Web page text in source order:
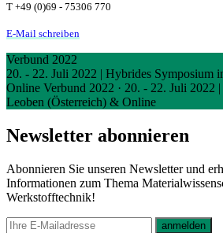
T +49 (0)69 - 75306 770
E-Mail schreiben
Verbund 2022
20. - 22. Juli 2022 | Hybrides Symposium
Online Verbund 2022 · 20. - 22. Juli 2022
Leoben (Österreich) & Online
Newsletter abonnieren
Abonnieren Sie unseren Newsletter und
Informationen zum Thema
Werkstofftechnik!
E-mail
anmelden